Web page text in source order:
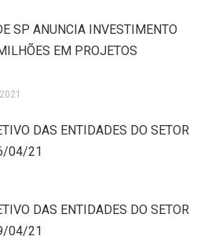
SP ANUNCIA INVESTIMENTO
EM PROJETOS
DAS ENTIDADES DO SETOR
04/21
DAS ENTIDADES DO SETOR
04/21